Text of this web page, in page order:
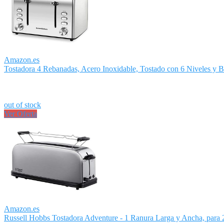
Amazon.es
Tostadora 4 Rebanadas, Acero Inoxidable, Tostado con 6 Niveles y
out of stock
Ver Oferta
Amazon.es
Russell Hobbs Tostadora Adventure - 1 Ranura Larga y Ancha, para